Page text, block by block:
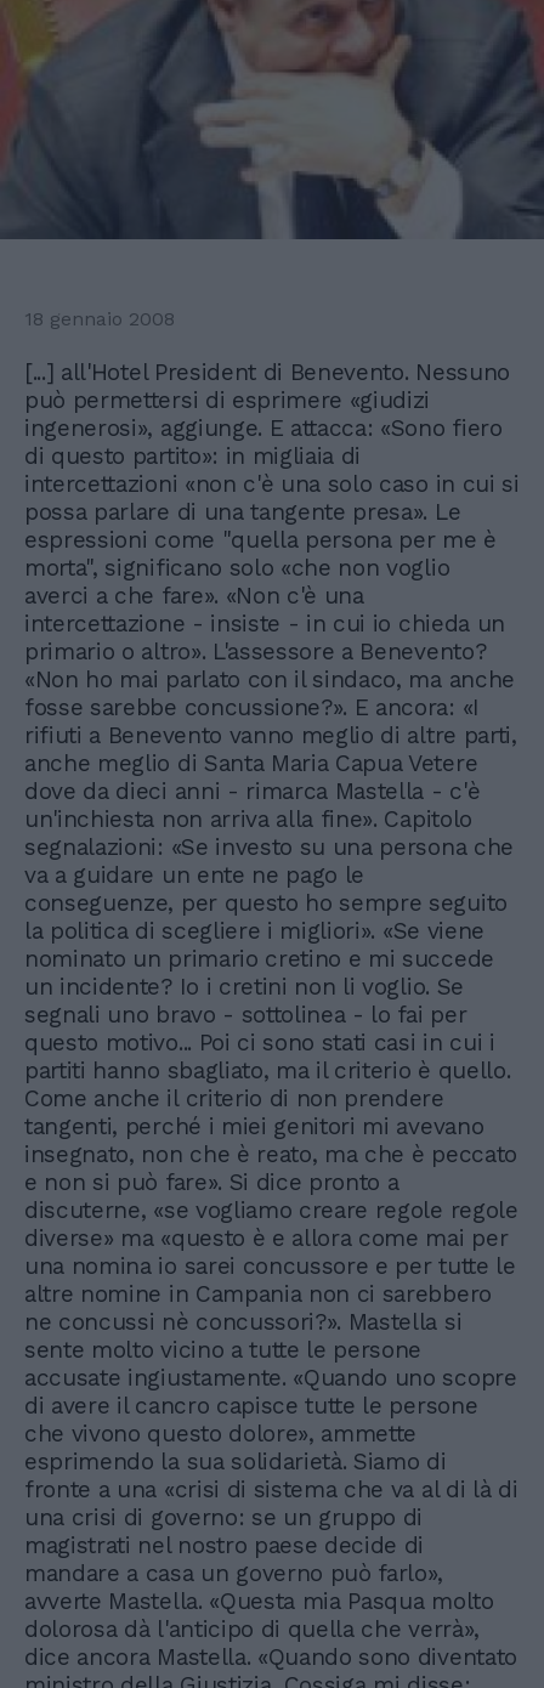
18 gennaio 2008
[...] all'Hotel President di Benevento. Nessuno
può permettersi di esprimere «giudizi
ingenerosi», aggiunge. E attacca: «Sono fiero
di questo partito»: in migliaia di
intercettazioni «non c'è una solo caso in cui si
possa parlare di una tangente presa». Le
espressioni come "quella persona per me è
morta", significano solo «che non voglio
averci a che fare». «Non c'è una
intercettazione - insiste - in cui io chieda un
primario o altro». L'assessore a Benevento?
«Non ho mai parlato con il sindaco, ma anche
fosse sarebbe concussione?». E ancora: «I
rifiuti a Benevento vanno meglio di altre parti,
anche meglio di Santa Maria Capua Vetere
dove da dieci anni - rimarca Mastella - c'è
un'inchiesta non arriva alla fine». Capitolo
segnalazioni: «Se investo su una persona che
va a guidare un ente ne pago le
conseguenze, per questo ho sempre seguito
la politica di scegliere i migliori». «Se viene
nominato un primario cretino e mi succede
un incidente? Io i cretini non li voglio. Se
segnali uno bravo - sottolinea - lo fai per
questo motivo... Poi ci sono stati casi in cui i
partiti hanno sbagliato, ma il criterio è quello.
Come anche il criterio di non prendere
tangenti, perché i miei genitori mi avevano
insegnato, non che è reato, ma che è peccato
e non si può fare». Si dice pronto a
discuterne, «se vogliamo creare regole regole
diverse» ma «questo è e allora come mai per
una nomina io sarei concussore e per tutte le
altre nomine in Campania non ci sarebbero
ne concussi nè concussori?». Mastella si
sente molto vicino a tutte le persone
accusate ingiustamente. «Quando uno scopre
di avere il cancro capisce tutte le persone
che vivono questo dolore», ammette
esprimendo la sua solidarietà. Siamo di
fronte a una «crisi di sistema che va al di là di
una crisi di governo: se un gruppo di
magistrati nel nostro paese decide di
mandare a casa un governo può farlo»,
avverte Mastella. «Questa mia Pasqua molto
dolorosa dà l'anticipo di quella che verrà»,
dice ancora Mastella. «Quando sono diventato